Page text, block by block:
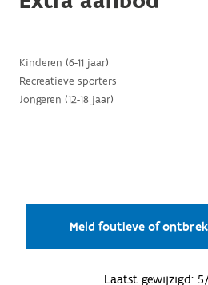
Kinderen (6-11 jaar)
Recreatieve sporters
Jongeren (12-18 jaar)
Meld foutieve of
Laatst gewijzigd: